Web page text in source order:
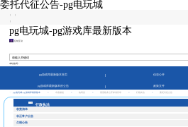
委托代征公告-pg电玩城
| |
|
pg电玩城-pg游戏库最新版本
征纳互动
本站热词：
pg游戏库最新版本首页 信息公开
pg游戏库最新版本的公告 政策文件
pg电玩城-pg游戏库最新版本 市县频道 委托代征公告
行政执法
权责清单
非正常户公告
欠税公告